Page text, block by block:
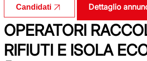
Candidati Dettaglio
OPERATORI
RIFIUTI E ISOLA